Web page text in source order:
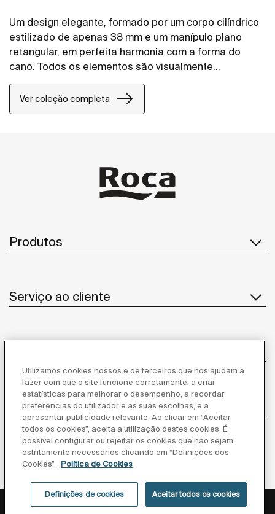
Um design elegante, formado por um corpo cilíndrico
estilizado de apenas 38 mm e um manípulo plano
retangular, em perfeita harmonia com a forma do
cano. Todos os elementos são visualmente
combinados para criar a melhor proporção e estilo.
Ver coleção completa
Produtos
Serviço ao cliente
Inspiração
Siga-nos
Política de privacidade
Utilizamos cookies nossos e de terceiros que nos ajudam a
fazer com que o site funcione corretamente, a criar
estatísticas para melhorar o desempenho, a recordar
preferências do utilizador e as suas escolhas, e a
apresentar publicidade relevante. Ao clicar em “Aceitar
todos os cookies”, aceita a utilização destes cookies. É
possível configurar ou rejeitar os cookies que não sejam
estritamente necessários clicando em “Definições dos
Cookies”.
Política de Cookies
Definições de cookies Aceitar todos os cookies